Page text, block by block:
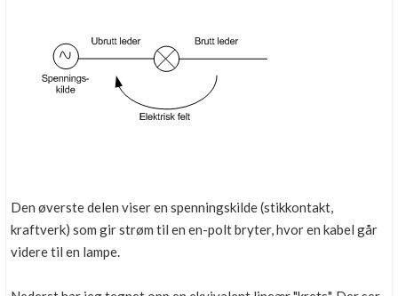
Den øverste delen viser en spenningskilde (stikkontakt,
kraftverk) som gir strøm til en en-polt bryter, hvor en kabel går
videre til en lampe.